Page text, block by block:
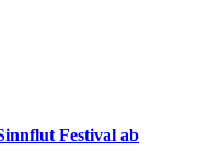
Festival ab